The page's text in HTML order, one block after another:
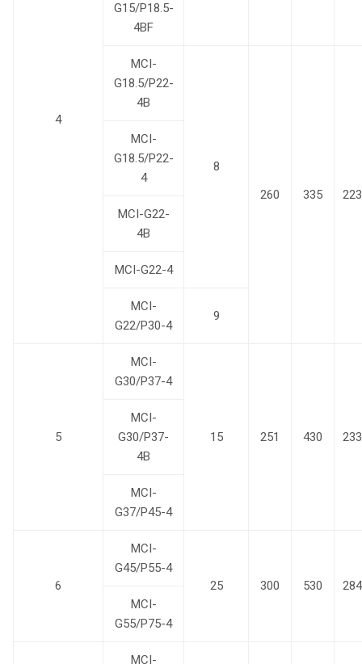
4
G15/P18.5-
4BF
MCI-
G18.5/P22-
4B
8
260
335 223
MCI-
G18.5/P22-
4
MCI-G22-
4B
MCI-G22-4
MCI-
G22/P30-4
9
5
MCI-
G30/P37-4
15 251 430 233
MCI-
G30/P37-
4B
MCI-
G37/P45-4
6
MCI-
G45/P55-4
25
300 530
284
MCI-
G55/P75-4
MCI-